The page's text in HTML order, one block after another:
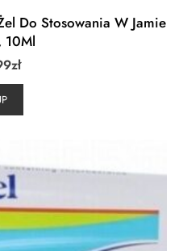
Do Stosowania W Jamie
10Ml
zł